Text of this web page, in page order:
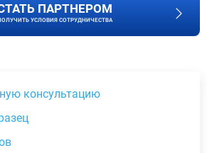
ПАРТНЕРОМ
УСЛОВИЯ СОТРУДНИЧЕСТВА
консультацию